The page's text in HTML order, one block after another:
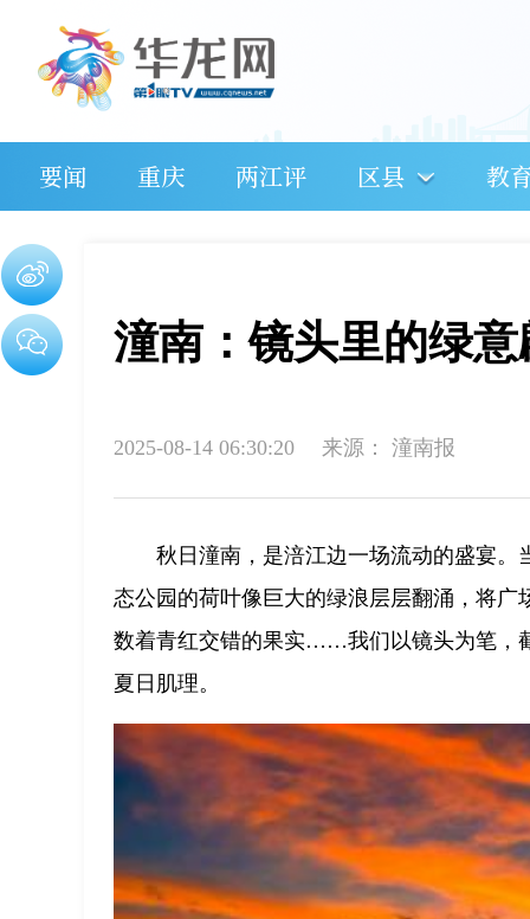
要闻 重庆 两江评 区县 教
潼南：镜头里的绿
2025-08-14 06:30:20 来源： 潼南报
秋日潼南，是涪江边一场流动的盛宴
态公园的荷叶像巨大的绿浪层层翻涌，将
数着青红交错的果实……我们以镜头为笔，
夏日肌理。